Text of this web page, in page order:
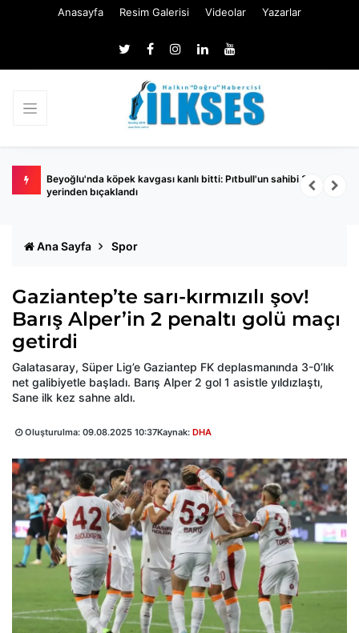
Anasayfa Resim Galerisi Videolar Yazarlar
Beyoğlu'nda köpek kavgası kanlı bitti: Pıtbull'un sahibi 3
yerinden bıçaklandı
Ana Sayfa Spor
Gaziantep’te sarı-kırmızılı şov!
Barış Alper’in 2 penaltı golü maçı
getirdi
Galatasaray, Süper Lig’e Gaziantep FK deplasmanında 3-0’lık
net galibiyetle başladı. Barış Alper 2 gol 1 asistle yıldızlaştı,
Sane ilk kez sahne aldı.
Oluşturulma: 09.08.2025 10:37Kaynak: DHA